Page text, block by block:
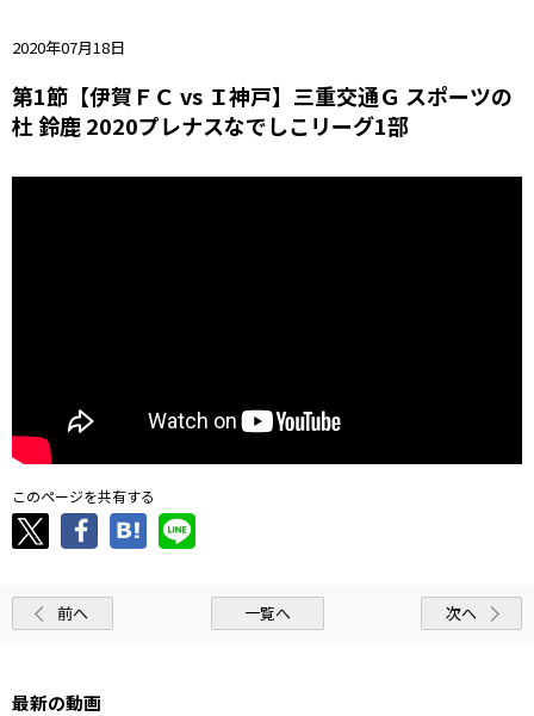
2020年07月18日
第1節【伊賀ＦＣ vs Ｉ神戸】三重交通Ｇ スポーツの
杜 鈴鹿 2020プレナスなでしこリーグ1部
このページを共有する
前へ 一覧へ 次へ
最新の動画